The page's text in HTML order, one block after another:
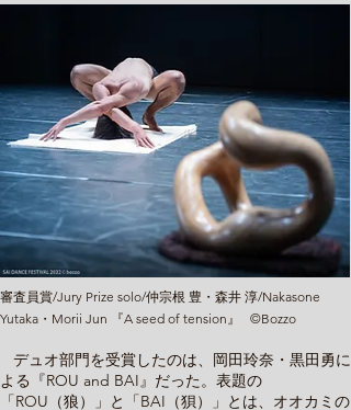
審査員賞/Jury Prize solo/仲宗根 豊・森井 淳/Nakasone
Yutaka・Morii Jun 『A seed of tension』 ©Bozzo
デュオ部門を受賞したのは、岡田玲奈・黒田勇に
よる『ROU and BAI』だった。表題の
「ROU（狼）」と「BAI（狽）」とは、オオカミの